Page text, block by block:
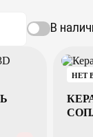
В
НЕТ